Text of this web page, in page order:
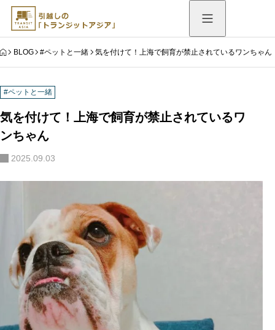
HOME
BLOG #ペットと一緒 気を付けて！上海で飼育が禁止されているワンちゃん
#ペットと一緒
気を付けて！上海で飼育が禁止されているワ
ンちゃん
2025.09.03